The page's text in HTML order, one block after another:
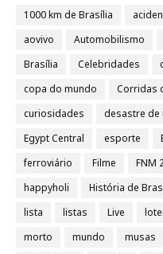
1000 km de Brasília
aovivo
Automobilismo
Brasília
Celebridades
copa do mundo
Corridas
curiosidades
desastre de
Egypt Central
esporte
ferroviário
Filme FNM
happyholi
História de
lista
listas Live
morto
mundo musas